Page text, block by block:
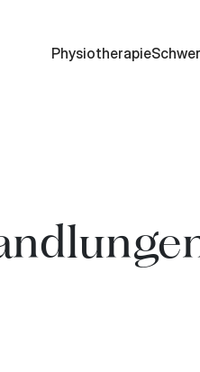
Physiotherapie